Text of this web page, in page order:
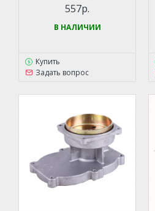
43 СМ3, 52 СМ3 (ДВИГАТЕЛЬ
1E40F, 1E44F)
557р.
В НАЛИЧИИ
Купить
Задать вопрос